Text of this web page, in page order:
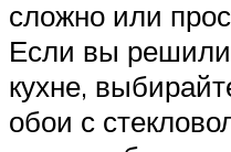
сложно или
Если вы
кухне,
обои с